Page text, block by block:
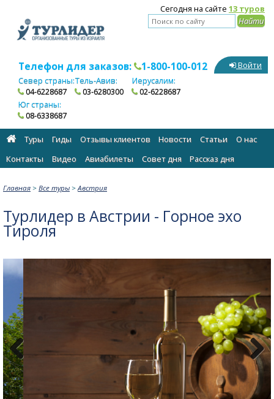
Сегодня на сайте 13 туров
Телефон для заказов: 1-800-100-012
Север страны:
04-6228687
Тель-Авив:
03-6280300
Иерусалим:
02-6228687
Юг страны:
08-6338687
Войти
Туры Гиды Отзывы клиентов Новости Статьи
О нас
Контакты
Видео Авиабилеты Cовет дня Рассказ дня
Главная > Все туры > Австрия
Турлидер в Австрии - Горное эхо
Тироля
Previous Next